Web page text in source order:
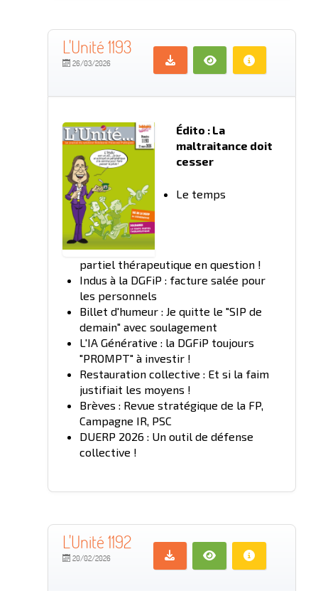
L'Unité 1193
26/03/2026
Édito : La
maltraitance doit
cesser
Le temps
partiel thérapeutique en question !
Indus à la DGFiP : facture salée pour
les personnels
Billet d'humeur : Je quitte le "SIP de
demain" avec soulagement
L'IA Générative : la DGFiP toujours
"PROMPT" à investir !
Restauration collective : Et si la faim
justifiait les moyens !
Brèves : Revue stratégique de la FP,
Campagne IR, PSC
DUERP 2026 : Un outil de défense
collective !
L'Unité 1192
20/02/2026